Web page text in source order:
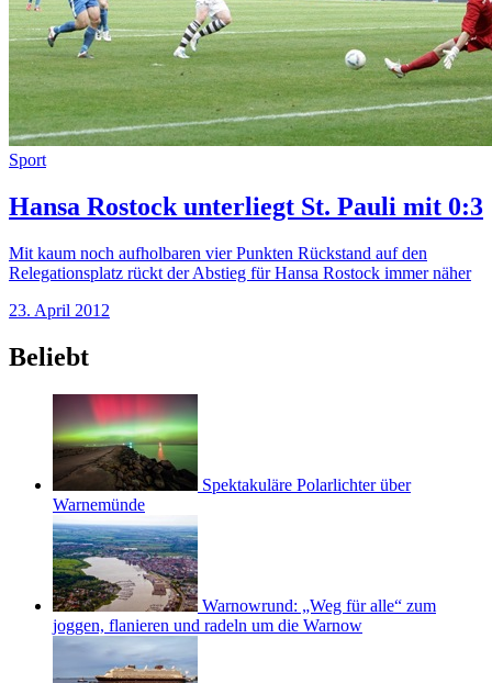
Sport
Hansa Rostock unterliegt St. Pauli mit 0:3
Mit kaum noch aufholbaren vier Punkten Rückstand auf den
Relegationsplatz rückt der Abstieg für Hansa Rostock immer näher
23. April 2012
Beliebt
Spektakuläre Polarlichter über
Warnemünde
Warnowrund: „Weg für alle“ zum
joggen, flanieren und radeln um die Warnow